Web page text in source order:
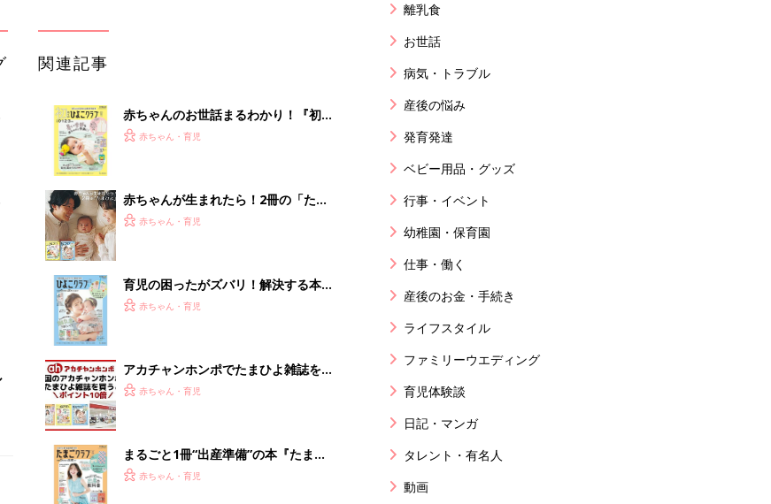
関連記事
赤ちゃんのお世話まるわかり！『初め
てのひよこクラブ 夏号』〈巻頭大特
解決テク
赤ちゃん・育児
赤ちゃんが生まれたら！2冊の「たま
ひよ」
赤ちゃん・育児
育児の困ったがズバリ！解決する本
『ひよこクラブ 夏号』 4カ月～2才
赤ちゃん・育児
アカチャンホンポでたまひよ雑誌を買
うとポイント10倍【期間限定】
赤ちゃん・育児
まるごと1冊“出産準備”の本『たまご
クラブ 夏号』〈スペシャル大特集〉
赤ちゃん・育児
離乳食
お世話
病気・トラブル
産後の悩み
発育発達
ベビー用品・グッズ
行事・イベント
幼稚園・保育園
仕事・働く
産後のお金・手続き
ライフスタイル
ファミリーウエディング
育児体験談
日記・マンガ
タレント・有名人
動画